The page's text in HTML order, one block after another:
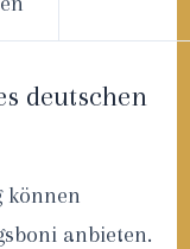
deutschen
können
anbieten.